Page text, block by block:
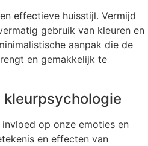
effectieve huisstijl. Vermijd
gebruik van kleuren en
aanpak die de
en gemakkelijk te
kleurpsychologie
op onze emoties en
en effecten van